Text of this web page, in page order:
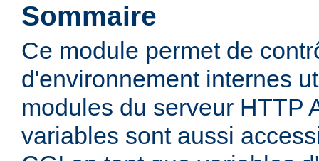
Sommaire
Ce module permet de
d'environnement internes
modules du serveur HTTP
variables sont aussi